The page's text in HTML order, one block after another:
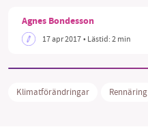
OMRÅDEN
Agnes Bondesson
17 apr 2017• Lästid:2 min
Klimatförändringar Rennäring